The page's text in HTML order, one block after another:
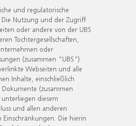
und regulatorische
Nutzung und der Zugriff
oder andere von der UBS
Tochtergesellschaften,
oder
(zusammen "UBS")
Webseiten und alle
Inhalte, einschließlich
(zusammen
diesem
und allen anderen
Die hierin